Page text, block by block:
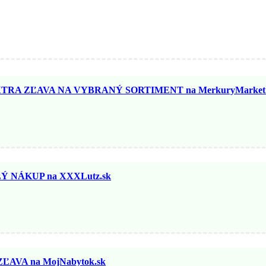
ZĽAVA NA VYBRANÝ SORTIMENT na
NÁKUP na XXXLutz.sk
na MojNabytok.sk